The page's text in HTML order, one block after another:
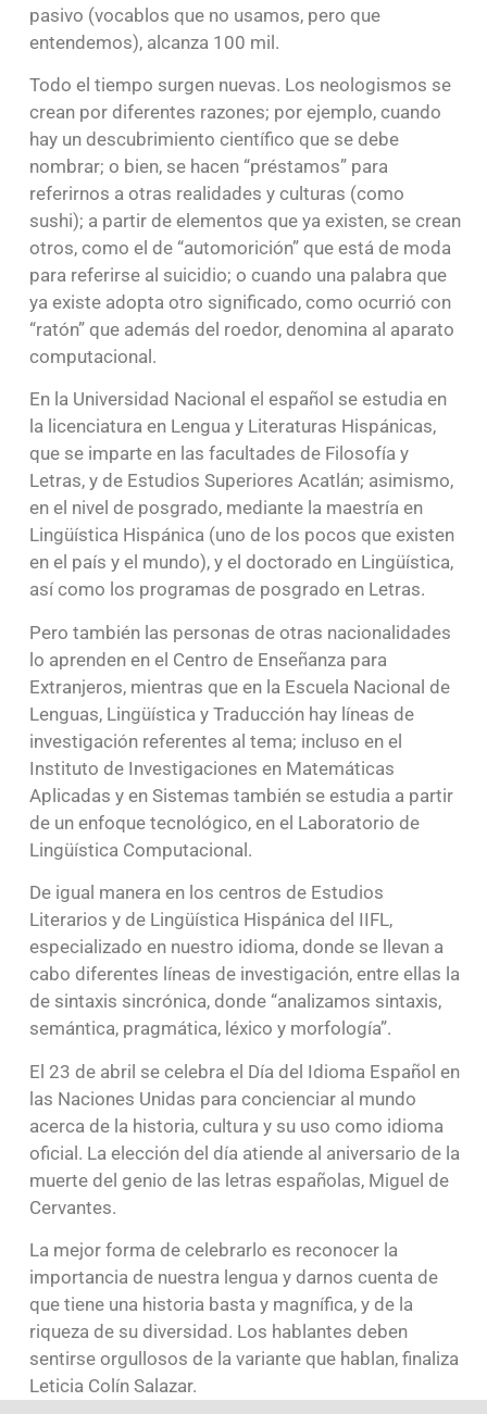
pasivo (vocablos que no usamos, pero que
entendemos), alcanza 100 mil.
Todo el tiempo surgen nuevas. Los neologismos se
crean por diferentes razones; por ejemplo, cuando
hay un descubrimiento científico que se debe
nombrar; o bien, se hacen “préstamos” para
referirnos a otras realidades y culturas (como
sushi); a partir de elementos que ya existen, se crean
otros, como el de “automorición” que está de moda
para referirse al suicidio; o cuando una palabra que
ya existe adopta otro significado, como ocurrió con
“ratón” que además del roedor, denomina al aparato
computacional.
En la Universidad Nacional el español se estudia en
la licenciatura en Lengua y Literaturas Hispánicas,
que se imparte en las facultades de Filosofía y
Letras, y de Estudios Superiores Acatlán; asimismo,
en el nivel de posgrado, mediante la maestría en
Lingüística Hispánica (uno de los pocos que existen
en el país y el mundo), y el doctorado en Lingüística,
así como los programas de posgrado en Letras.
Pero también las personas de otras nacionalidades
lo aprenden en el Centro de Enseñanza para
Extranjeros, mientras que en la Escuela Nacional de
Lenguas, Lingüística y Traducción hay líneas de
investigación referentes al tema; incluso en el
Instituto de Investigaciones en Matemáticas
Aplicadas y en Sistemas también se estudia a partir
de un enfoque tecnológico, en el Laboratorio de
Lingüística Computacional.
De igual manera en los centros de Estudios
Literarios y de Lingüística Hispánica del IIFL,
especializado en nuestro idioma, donde se llevan a
cabo diferentes líneas de investigación, entre ellas la
de sintaxis sincrónica, donde “analizamos sintaxis,
semántica, pragmática, léxico y morfología”.
El 23 de abril se celebra el Día del Idioma Español en
las Naciones Unidas para concienciar al mundo
acerca de la historia, cultura y su uso como idioma
oficial. La elección del día atiende al aniversario de la
muerte del genio de las letras españolas, Miguel de
Cervantes.
La mejor forma de celebrarlo es reconocer la
importancia de nuestra lengua y darnos cuenta de
que tiene una historia basta y magnífica, y de la
riqueza de su diversidad. Los hablantes deben
sentirse orgullosos de la variante que hablan, finaliza
Leticia Colín Salazar.